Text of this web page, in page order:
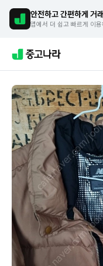
안전하고 간편하게 거
앱에서 더 쉽고 빠르게 이용